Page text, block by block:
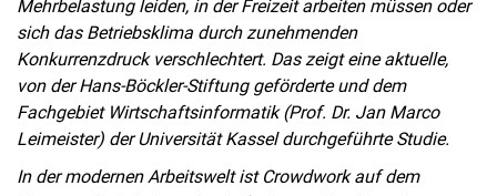
Mehrbelastung leiden, in der Freizeit arbeiten müssen oder
sich das Betriebsklima durch zunehmenden
Konkurrenzdruck verschlechtert. Das zeigt eine aktuelle,
von der Hans-Böckler-Stiftung geförderte und dem
Fachgebiet Wirtschaftsinformatik (Prof. Dr. Jan Marco
Leimeister) der Universität Kassel durchgeführte Studie.
In der modernen Arbeitswelt ist Crowdwork auf dem